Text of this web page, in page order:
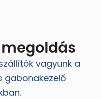
vagyunk a
gabonakezelő